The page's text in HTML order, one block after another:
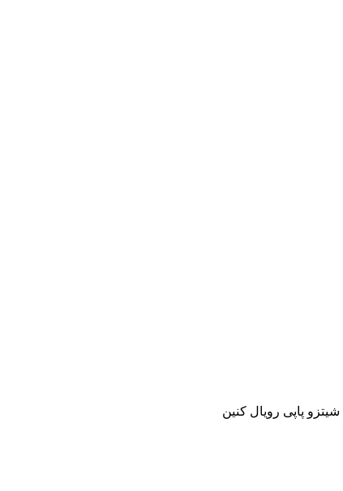
پاپی رویال کنین